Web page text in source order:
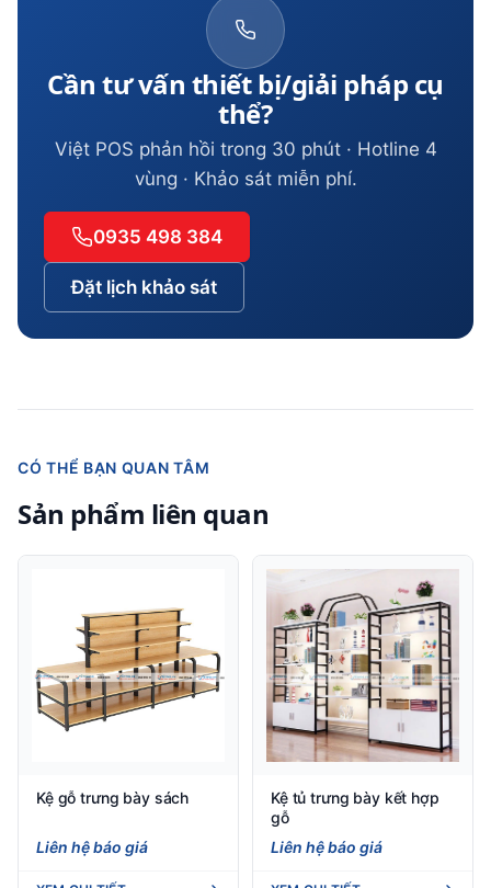
Cần tư vấn thiết bị/giải pháp cụ
thể?
Việt POS phản hồi trong 30 phút · Hotline 4
vùng · Khảo sát miễn phí.
0935 498 384
Đặt lịch khảo sát
CÓ THỂ BẠN QUAN TÂM
Sản phẩm liên quan
Kệ gỗ trưng bày sách
Liên hệ báo giá
Kệ tủ trưng bày kết hợp
gỗ
Liên hệ báo giá